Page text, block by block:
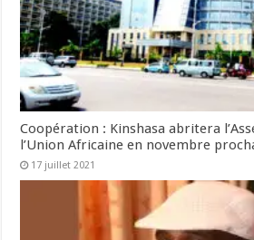
Coopération : Kinshasa abritera
l’Union Africaine en novembre
17 juillet 2021